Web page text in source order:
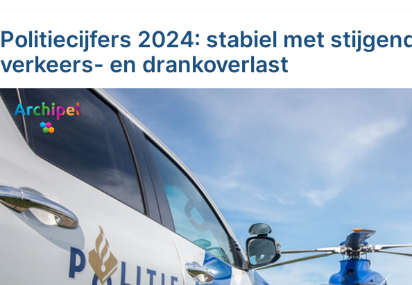
Politiecijfers 2024: stabiel met
verkeers- en drankoverlast